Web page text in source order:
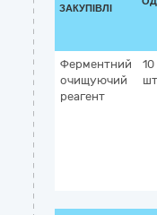
ЗАКУПІВЛІ
Ферментний
очищуючий
реагент
10